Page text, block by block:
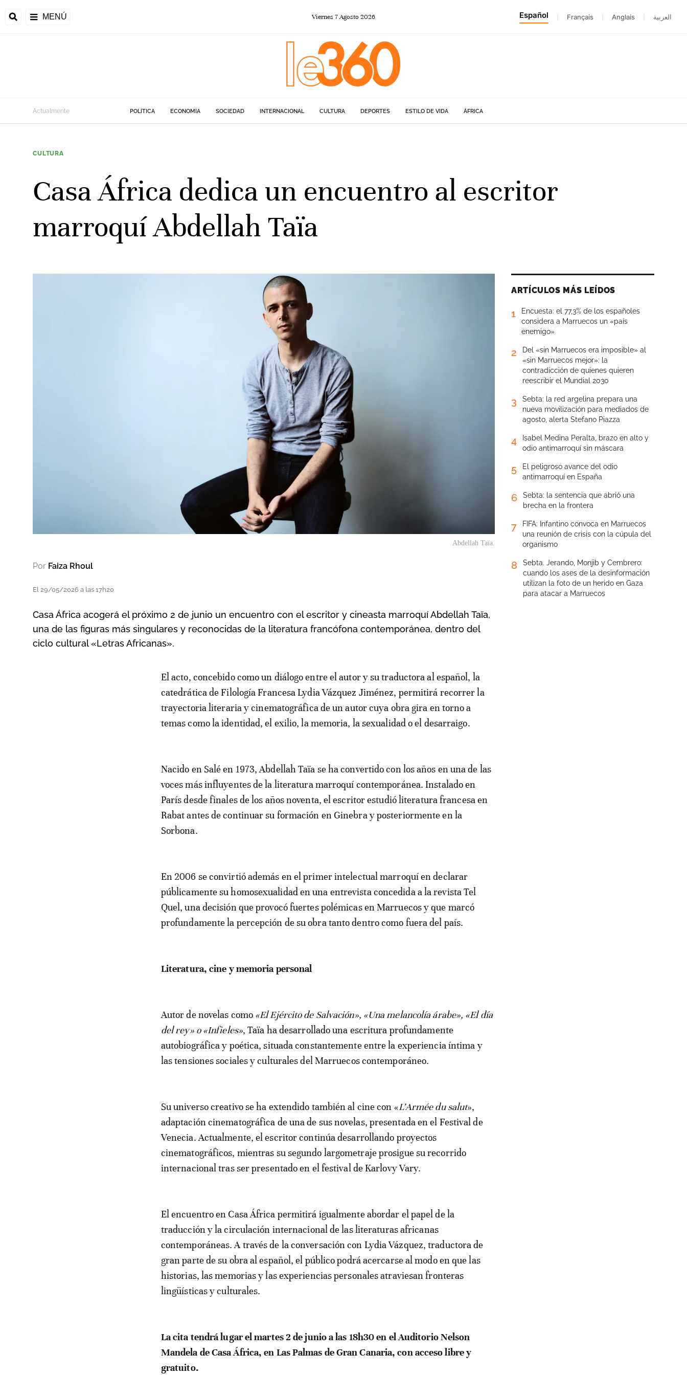
MENÚ Viernes7Agosto 2026 Español Français Anglais العربية
Actualmente POLÍTICA ECONOMÍA SOCIEDAD INTERNACIONAL CULTURA DEPORTES ESTILO DE VIDA ÁFRICA
CULTURA
Casa África dedica un encuentro al escritor
marroquí Abdellah Taïa
Abdellah Taïa.
Por Faiza Rhoul
El 29/05/2026 a las 17h20
Casa África acogerá el próximo 2 de junio un encuentro con el escritor y cineasta marroquí Abdellah Taïa,
una de las figuras más singulares y reconocidas de la literatura francófona contemporánea, dentro del
ciclo cultural «Letras Africanas».
El acto, concebido como un diálogo entre el autor y su traductora al español, la
catedrática de Filología Francesa Lydia Vázquez Jiménez, permitirá recorrer la
trayectoria literaria y cinematográfica de un autor cuya obra gira en torno a
temas como la identidad, el exilio, la memoria, la sexualidad o el desarraigo.
Nacido en Salé en 1973, Abdellah Taïa se ha convertido con los años en una de las
voces más influyentes de la literatura marroquí contemporánea. Instalado en
París desde finales de los años noventa, el escritor estudió literatura francesa en
Rabat antes de continuar su formación en Ginebra y posteriormente en la
Sorbona.
En 2006 se convirtió además en el primer intelectual marroquí en declarar
públicamente su homosexualidad en una entrevista concedida a la revista Tel
Quel, una decisión que provocó fuertes polémicas en Marruecos y que marcó
profundamente la percepción de su obra tanto dentro como fuera del país.
Literatura, cine y memoria personal
Autor de novelas como «El Ejército de Salvación», «Una melancolía árabe», «El día
del rey» o «Infieles», Taïa ha desarrollado una escritura profundamente
autobiográfica y poética, situada constantemente entre la experiencia íntima y
las tensiones sociales y culturales del Marruecos contemporáneo.
Su universo creativo se ha extendido también al cine con «L’Armée du salut»,
adaptación cinematográfica de una de sus novelas, presentada en el Festival de
Venecia. Actualmente, el escritor continúa desarrollando proyectos
cinematográficos, mientras su segundo largometraje prosigue su recorrido
internacional tras ser presentado en el festival de Karlovy Vary.
El encuentro en Casa África permitirá igualmente abordar el papel de la
traducción y la circulación internacional de las literaturas africanas
contemporáneas. A través de la conversación con Lydia Vázquez, traductora de
gran parte de su obra al español, el público podrá acercarse al modo en que las
historias, las memorias y las experiencias personales atraviesan fronteras
lingüísticas y culturales.
La cita tendrá lugar el martes 2 de junio a las 18h30 en el Auditorio Nelson
Mandela de Casa África, en Las Palmas de Gran Canaria, con acceso libre y
gratuito.
ARTÍCULOS MÁS LEÍDOS
1
Encuesta: el 77,3% de los españoles
considera a Marruecos un «país
enemigo»
2
Del «sin Marruecos era imposible» al
«sin Marruecos mejor»: la
contradicción de quienes quieren
reescribir el Mundial 2030
3
Sebta: la red argelina prepara una
nueva movilización para mediados de
agosto, alerta Stefano Piazza
4
Isabel Medina Peralta, brazo en alto y
odio antimarroquí sin máscara
5
El peligroso avance del odio
antimarroquí en España
6
Sebta: la sentencia que abrió una
brecha en la frontera
7
FIFA: Infantino convoca en Marruecos
una reunión de crisis con la cúpula del
organismo
8
Sebta. Jerando, Monjib y Cembrero:
cuando los ases de la desinformación
utilizan la foto de un herido en Gaza
para atacar a Marruecos